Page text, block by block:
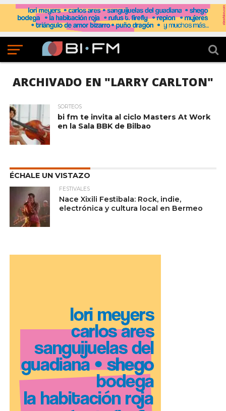
ARCHIVADO EN "LARRY CARLTON"
SORTEOS
bi fm te invita al ciclo Masters At Work
en la Sala BBK de Bilbao
ÉCHALE UN VISTAZO
FESTIVALES
Nace Xixili Festibala: Rock, indie,
electrónica y cultura local en Bermeo